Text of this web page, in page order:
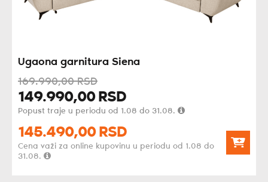
Ugaona garnitura Siena
169.990,00 RSD
149.990,00 RSD
Popust traje u periodu od 1.08 do 31.08.
145.490,00 RSD
Cena važi za online kupovinu u periodu od 1.08 do
31.08.